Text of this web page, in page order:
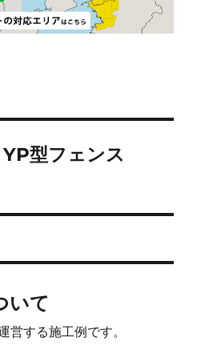
型フェンス
いて
営する施工例です。